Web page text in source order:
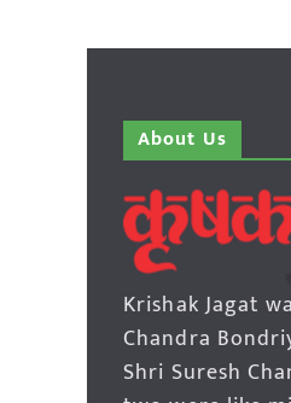
About Us
Krishak Jagat
Chandra
Shri Suresh